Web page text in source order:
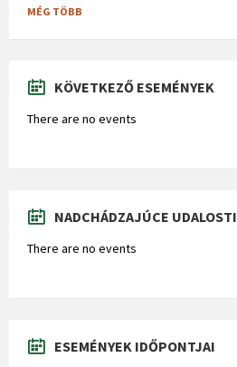
MÉG TÖBB
KÖVETKEZŐ ESEMÉNYEK
There are no events
NADCHÁDZAJÚCE UDALOSTI
There are no events
ESEMÉNYEK IDŐPONTJAI